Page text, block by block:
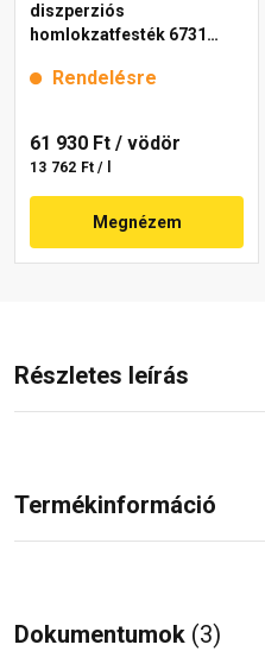
diszperziós
homlokzatfesték 6731
Rendelésre
61 930 Ft / vödör
13 762 Ft / l
Megnézem
Részletes leírás
Termékinformáció
Dokumentumok (3)